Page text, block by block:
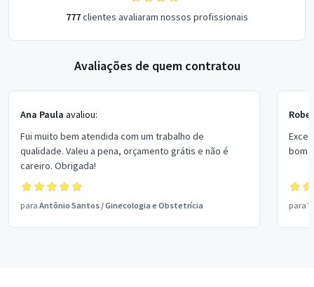
777clientes avaliaram nossos profissionais
Avaliações de quem contratou
Ana Paula avaliou:
Fui muito bem atendida com um trabalho de
qualidade. Valeu a pena, orçamento grátis e não é
careiro. Obrigada!
para Antônio Santos /Ginecologia e Obstetrícia
bom
para